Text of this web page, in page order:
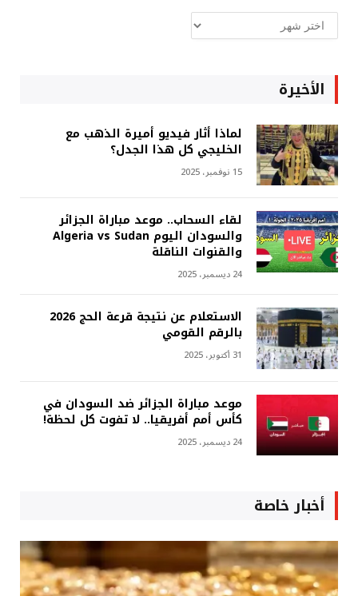
ارشيف
غربة
الأخيرة
لماذا أثار فيديو أميرة الذهب مع
الخليجي كل هذا الجدل؟
15 نوفمبر، 2025
لقاء السحاب.. موعد مباراة الجزائر
والسودان اليوم Algeria vs Sudan
والقنوات الناقلة
24 ديسمبر، 2025
الاستعلام عن نتيجة قرعة الحج 2026
بالرقم القومي
31 أكتوبر، 2025
موعد مباراة الجزائر ضد السودان في
كأس أمم أفريقيا.. لا تفوت كل لحظة!
24 ديسمبر، 2025
أخبار خاصة